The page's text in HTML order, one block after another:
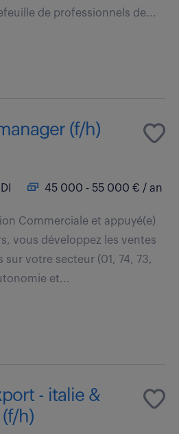
de professionnels de...
(f/h)
45 000 - 55 000 € / an
Commerciale et appuyé(e)
vous développez les ventes
votre secteur (01, 74, 73,
et...
- italie &
h)